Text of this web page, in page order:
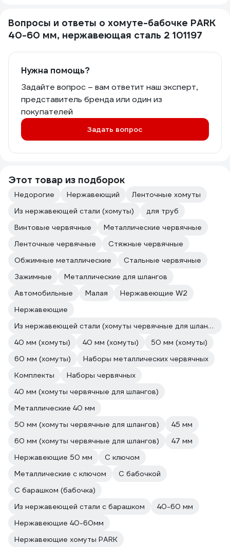
Вопросы и ответы о хомуте-бабочке PARK
40-60 мм, нержавеющая сталь 2 101197
Нужна помощь?
Задайте вопрос – вам ответит наш эксперт,
представитель бренда или один из
покупателей
Задать вопрос
Этот товар из подборок
Недорогие Нержавеющий
Ленточные хомуты
Из нержавеющей стали (хомуты)
для труб
Винтовые червячные
Металлические червячные
Ленточные червячные
Стяжные червячные
Обжимные металлические
Стальные червячные
Зажимные
Металлические для шлангов
Автомобильные
Малая
Нержавеющие W2
Нержавеющие
Из нержавеющей стали (хомуты червячные для шлангов)
40 мм (хомуты)
40 мм (хомуты)
50 мм (хомуты)
60 мм (хомуты)
Наборы металлических червячных
Комплекты
Наборы червячных
40 мм (хомуты червячные для шлангов)
Металлические 40 мм
50 мм (хомуты червячные для шлангов)
45 мм
60 мм (хомуты червячные для шлангов)
47 мм
Нержавеющие 50 мм
С ключом
Металлические с ключом
С бабочкой
С барашком (бабочка)
Из нержавеющей стали с барашком
40-60 мм
Нержавеющие 40-60мм
Нержавеющие хомуты PARK